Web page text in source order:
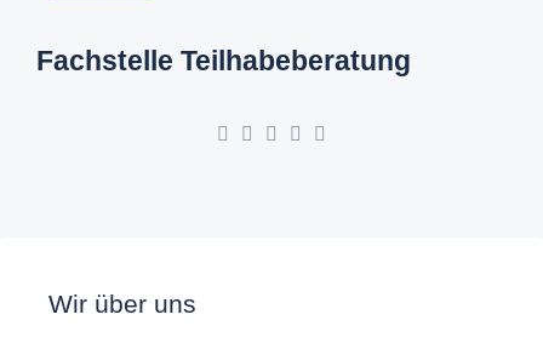
Fachstelle Teilhabeberatung
Wir über uns